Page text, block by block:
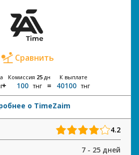
Сравнить
Комиссия 25дн
100 тнг
К выплате
40100 тнг
о TimeZaim
4.2
7 - 25 дней